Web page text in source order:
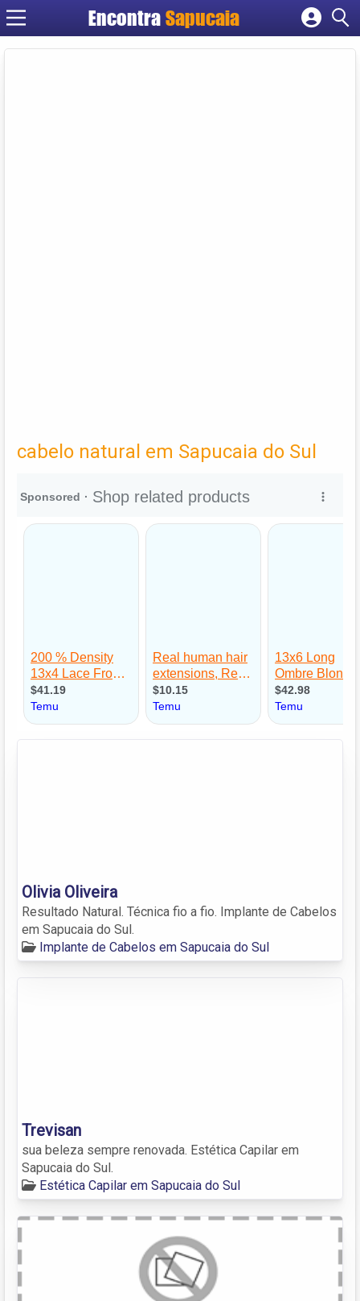
Encontra
Cadastrar empresa
cabelo natural em Sapucaia do Sul
Olivia Oliveira
Resultado Natural. Técnica fio a fio. Implante de Cabelos
em Sapucaia do Sul.
Implante de Cabelos em Sapucaia do Sul
Trevisan
sua beleza sempre renovada. Estética Capilar em
Sapucaia do Sul.
Estética Capilar em Sapucaia do Sul